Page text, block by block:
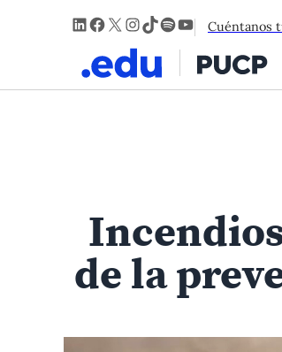
LinkedIn
Facebook
X Instagram
TikTok
Spotify
YouTube
Cuéntanos
de la